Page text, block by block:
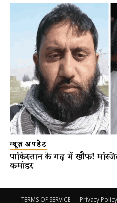
न्यूज़ अपडेट
पाकिस्तान के गढ़ में खौफ!
कमांडर
TERMS OF SERVICE Privacy Policy